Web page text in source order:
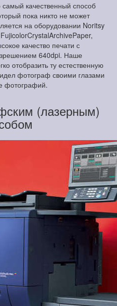
качественный способ
пока никто не может
на оборудовании Noritsy
качество печати с
640dpi. Наше
отобразить ту естественную
фотограф своими глазами
фотографий.
(лазерным)